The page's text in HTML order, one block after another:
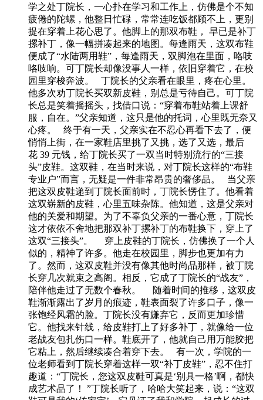
学之处丁院长，一心扑在学习和工作上，仿佛是个不知
疲倦的陀螺，他整日忙碌，常常连吃饭都顾不上，更别
提在穿着上花心思了。他脚上的那双布鞋， 早已是补丁
摞补丁，像一幅拼凑起来的地图。每逢雨天，这双布鞋
便成了“水陆两用鞋”，每逢雨天，双脚泡在里面，咯吱
咯吱响。可丁院长却像没事人一样，依旧穿着它，在校
园里穿梭奔波。 丁院长的父亲看在眼里，疼在心里。
他多次劝丁院长买双新皮鞋，别总是亏待自己。可丁院
长总是笑着摇摇头，找借口说：“穿着布鞋站着上课舒
服，自在。”父亲知道，这只是他的托词，心里既无奈又
心疼。 终于有一天，父亲实在不忍心再看下去了，便
悄悄上街，在一家鞋店里挑了又挑，选了又选，最后
花 39 元钱，给丁院长买了一双当时特别流行的“三接
头”皮鞋。这双鞋，在当时来说，对丁院长这样的“布鞋
专业户”而言，无疑是一件非常昂贵的奢侈品。 当父亲
把这双皮鞋递到丁院长面前时，丁院长愣住了。他看着
这双崭新的皮鞋，心里五味杂陈。他知道，这是父亲对
他的关爱和期望。为了不辜负父亲的一番心意，丁院长
这才依依不舍地把那双补丁摞补丁的布鞋换下，穿上了
这双“三接头”。 穿上皮鞋的丁院长，仿佛换了一个人
似的，精神了许多。他走在校园里，脚步也更加有力
了。然而，这双皮鞋并没有像其他时尚品那样，被丁院
长穿几次就束之高阁。相反，它成了丁院长的“战友”，
陪伴他走过了无数个春秋。 随着时间的推移，这双皮
鞋渐渐露出了岁月的痕迹，鞋表面裂了许多口子，像一
张饱经风霜的脸。丁院长没有嫌弃它，反而更加珍惜
它。他找来针线，给皮鞋打上了好多补丁，就像给一位
老战友包扎伤口一样。鞋底开了，他就自己用万能胶把
它粘上，然后继续凑合着穿下去。 有一次，学院的一
位老师看到丁院长穿着这样一双“补丁皮鞋”，忍不住打
趣道：“丁院长，您这双皮鞋可真是‘别具一格’啊，都快
成艺术品了！ ”丁院长听了，哈哈大笑起来，说：“这双